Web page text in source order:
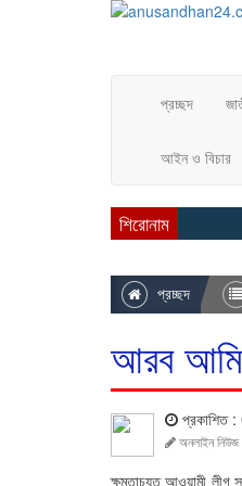
প্রচ্ছদ
আইন ও বিচার
শিরোনাম
প্রচ্ছদ
আরব
অনলাইন নিউজ
ক্ষমতাচ্যুত আওয়ামী লীগ